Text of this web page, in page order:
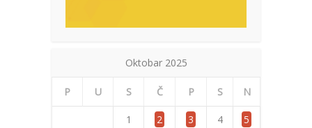
Oktobar 2025
P U S Č P S N
1 2 3 4
5